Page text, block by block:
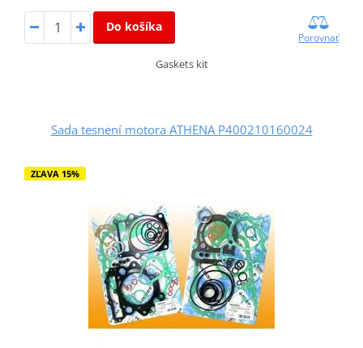
Do košíka
Porovnať
Gaskets kit
Sada tesnení motora ATHENA P400210160024
ZĽAVA 15%